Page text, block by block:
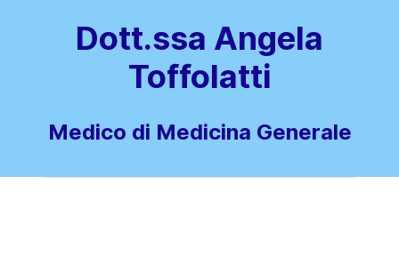
Dott.ssa Angela
Toffolatti
Medico di Medicina Generale